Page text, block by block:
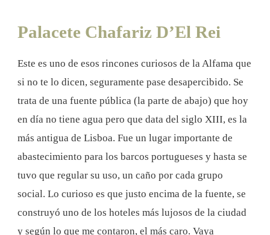
Palacete Chafariz D’El Rei
Este es uno de esos rincones curiosos de la Alfama que
si no te lo dicen, seguramente pase desapercibido. Se
trata de una fuente pública (la parte de abajo) que hoy
en día no tiene agua pero que data del siglo XIII, es la
más antigua de Lisboa. Fue un lugar importante de
abastecimiento para los barcos portugueses y hasta se
tuvo que regular su uso, un caño por cada grupo
social. Lo curioso es que justo encima de la fuente, se
construyó uno de los hoteles más lujosos de la ciudad
y según lo que me contaron, el más caro. Vaya